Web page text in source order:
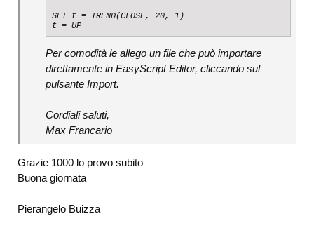
SET t = TREND(CLOSE, 20, 1)
t = UP
Per comodità le allego un file che può importare
direttamente in EasyScript Editor, cliccando sul
pulsante Import.
Cordiali saluti,
Max Francario
Grazie 1000 lo provo subito
Buona giornata
Pierangelo Buizza